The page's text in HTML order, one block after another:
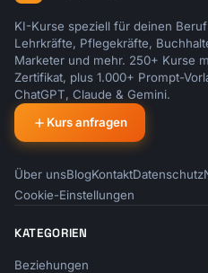
KI-Kurse speziell für deinen
Lehrkräfte, Pflegekräfte,
Marketer und mehr. 250+ Kurse
Zertifikat, plus 1.000+ Prompt-
ChatGPT, Claude & Gemini.
Kurs anfragen
Über unsBlogKontaktDatenschutz
Cookie-Einstellungen
KATEGORIEN
Beziehungen